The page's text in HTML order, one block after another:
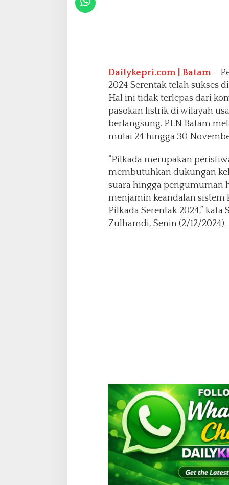
a
k
2
0
4
Dailykepri.com | Batam –
2024 Serentak telah sukses
Hal ini tidak terlepas dari
pasokan listrik di wilayah
berlangsung. PLN Batam
mulai 24 hingga 30
“Pilkada merupakan
membutuhkan dukungan
suara hingga pengumuman
menjamin keandalan sistem
Pilkada Serentak 2024,” kata
Zulhamdi, Senin (2/12/2024).